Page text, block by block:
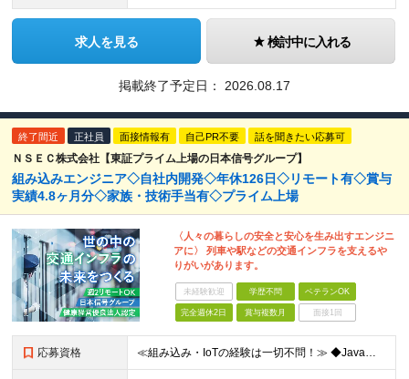
求人を見る 検討中に入れる
掲載終了予定日： 2026.08.17
終了間近 正社員 面接情報有 自己PR不要 話を聞きたい応募可
ＮＳＥＣ株式会社【東証プライム上場の日本信号グループ】
組み込みエンジニア◇自社内開発◇年休126日◇リモート有◇賞与
実績4.8ヶ月分◇家族・技術手当有◇プライム上場
〈人々の暮らしの安全と安心を生み出すエンジニ
アに〉 列車や駅などの交通インフラを支えるや
りがいがあります。
未経験歓迎 学歴不問 ベテランOK
完全週休2日 賞与複数月 面接1回
応募資格 ≪組み込み・IoTの経験は一切不問！≫ ◆Java、PHP、Python、C#など、何らかのシステム開発経験をお持ちの方 ┗「Webアプリの経験しかない」という方も大歓迎！ Java、PHP、Pyt